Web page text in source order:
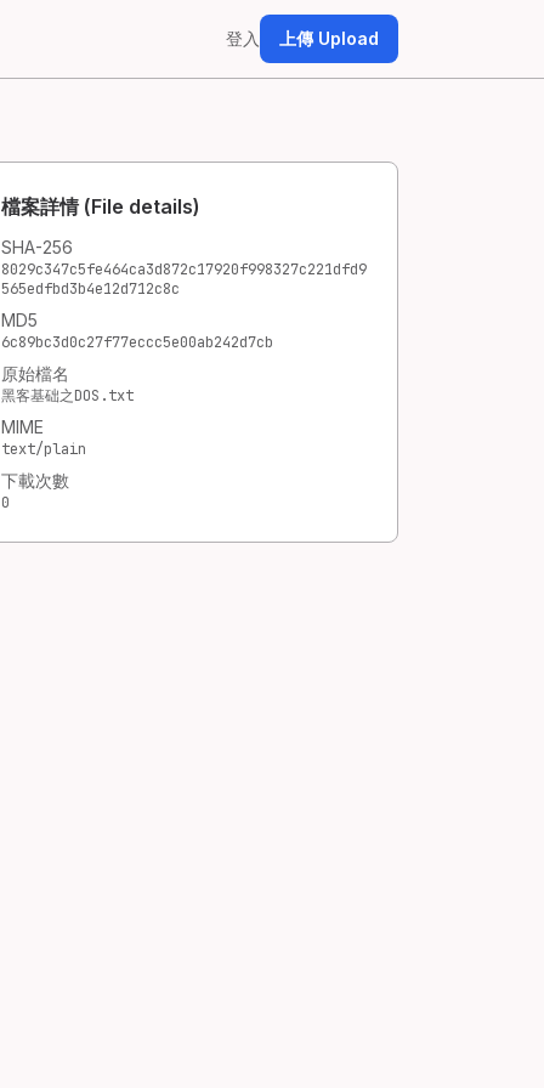
登入 上傳 Upload
檔案詳情 (File details)
SHA-256
8029c347c5fe464ca3d872c17920f998327c221dfd9
565edfbd3b4e12d712c8c
MD5
6c89bc3d0c27f77eccc5e00ab242d7cb
原始檔名
黑客基础之DOS.txt
MIME
text/plain
下載次數
0